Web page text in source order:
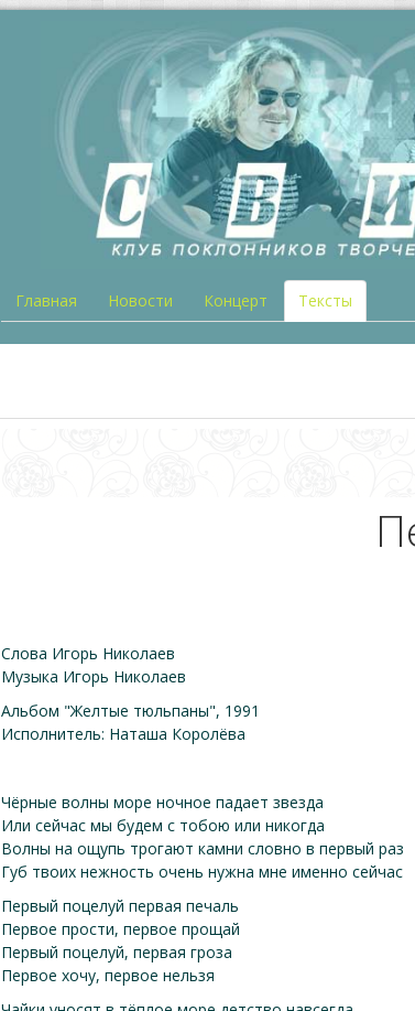
Главная Новости Концерт Тексты
Слова Игорь Николаев
Музыка Игорь Николаев
Альбом "Желтые тюльпаны", 1991
Исполнитель: Наташа Королёва
Чёрные волны море ночное падает звезда
Или сейчас мы будем с тобою или никогда
Волны на ощупь трогают камни словно в первый раз
Губ твоих нежность очень нужна мне именно сейчас
Первый поцелуй первая печаль
Первое прости, первое прощай
Первый поцелуй, первая гроза
Первое хочу, первое нельзя